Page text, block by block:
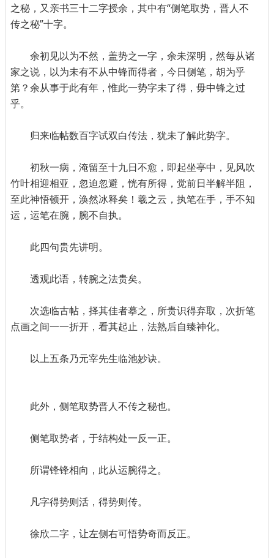
之秘，又亲书三十二字授余，其中有“侧笔取势，晋人不
传之秘”十字。
余初见以为不然，盖势之一字，余未深明，然每从诸
家之说，以为未有不从中锋而得者，今日侧笔，胡为乎
第？余从事于此有年，惟此一势字未了得，毋中锋之过
乎。
归来临帖数百字试双白传法，犹未了解此势字。
初秋一病，淹留至十九日不愈，即起坐亭中，见风吹
竹叶相迎相亚，忽迫忽避，恍有所得，觉前日半解半阻，
至此神悟顿开，涣然冰释矣！羲之云，执笔在手，手不知
运，运笔在腕，腕不自执。
此四句贵先讲明。
透观此语，转腕之法贵矣。
次选临古帖，择其佳者摹之，所贵识得弃取，次折笔
点画之间一一折开，看其起止，法熟后自臻神化。
以上五条乃元宰先生临池妙诀。
此外，侧笔取势晋人不传之秘也。
侧笔取势者，于结构处一反一正。
所谓锋锋相向，此从运腕得之。
凡字得势则活，得势则传。
徐欣二字，让左侧右可悟势奇而反正。